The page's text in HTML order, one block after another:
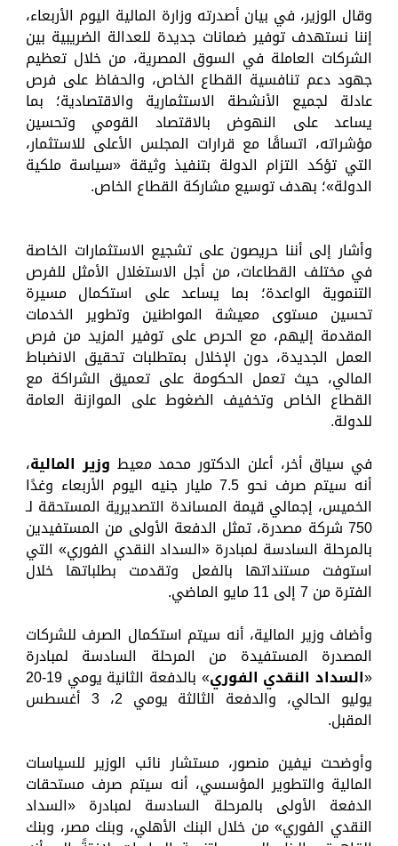
وقال الوزير، في بيان أصدرته وزارة المالية اليوم الأربعاء،
إننا نستهدف توفير ضمانات جديدة للعدالة الضريبية بين
الشركات العاملة في السوق المصرية، من خلال تعظيم
جهود دعم تنافسية القطاع الخاص، والحفاظ على فرص
عادلة لجميع الأنشطة الاستثمارية والاقتصادية؛ بما
يساعد على النهوض بالاقتصاد القومي وتحسين
مؤشراته، اتساقًا مع قرارات المجلس الأعلى للاستثمار،
التي تؤكد التزام الدولة بتنفيذ وثيقة «سياسة ملكية
الدولة»؛ بهدف توسيع مشاركة القطاع الخاص.
وأشار إلى أننا حريصون على تشجيع الاستثمارات الخاصة
في مختلف القطاعات، من أجل الاستغلال الأمثل للفرص
التنموية الواعدة؛ بما يساعد على استكمال مسيرة
تحسين مستوى معيشة المواطنين وتطوير الخدمات
المقدمة إليهم، مع الحرص على توفير المزيد من فرص
العمل الجديدة، دون الإخلال بمتطلبات تحقيق الانضباط
المالي، حيث تعمل الحكومة على تعميق الشراكة مع
القطاع الخاص وتخفيف الضغوط على الموازنة العامة
للدولة.
في سياق أخر، أعلن الدكتور محمد معيط وزير المالية،
أنه سيتم صرف نحو 7.5 مليار جنيه اليوم الأربعاء وغدًا
الخميس، إجمالي قيمة المساندة التصديرية المستحقة لـ
750 شركة مصدرة، تمثل الدفعة الأولى من المستفيدين
بالمرحلة السادسة لمبادرة «السداد النقدي الفوري» التي
استوفت مستنداتها بالفعل وتقدمت بطلباتها خلال
الفترة من 7 إلى 11 مايو الماضي.
وأضاف وزير المالية، أنه سيتم استكمال الصرف للشركات
المصدرة المستفيدة من المرحلة السادسة لمبادرة
«السداد النقدي الفوري » بالدفعة الثانية يومي 19-20
يوليو الحالي، والدفعة الثالثة يومي 2، 3 أغسطس
المقبل.
وأوضحت نيفين منصور، مستشار نائب الوزير للسياسات
المالية والتطوير المؤسسي، أنه سيتم صرف مستحقات
الدفعة الأولى بالمرحلة السادسة لمبادرة «السداد
النقدي الفوري» من خلال البنك الأهلي، وبنك مصر، وبنك